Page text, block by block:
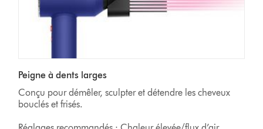
Peigne à dents larges
Conçu pour démêler, sculpter et détendre les cheveux
bouclés et frisés.